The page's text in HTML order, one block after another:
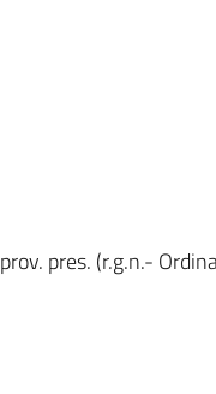
pres. (r.g.n.-